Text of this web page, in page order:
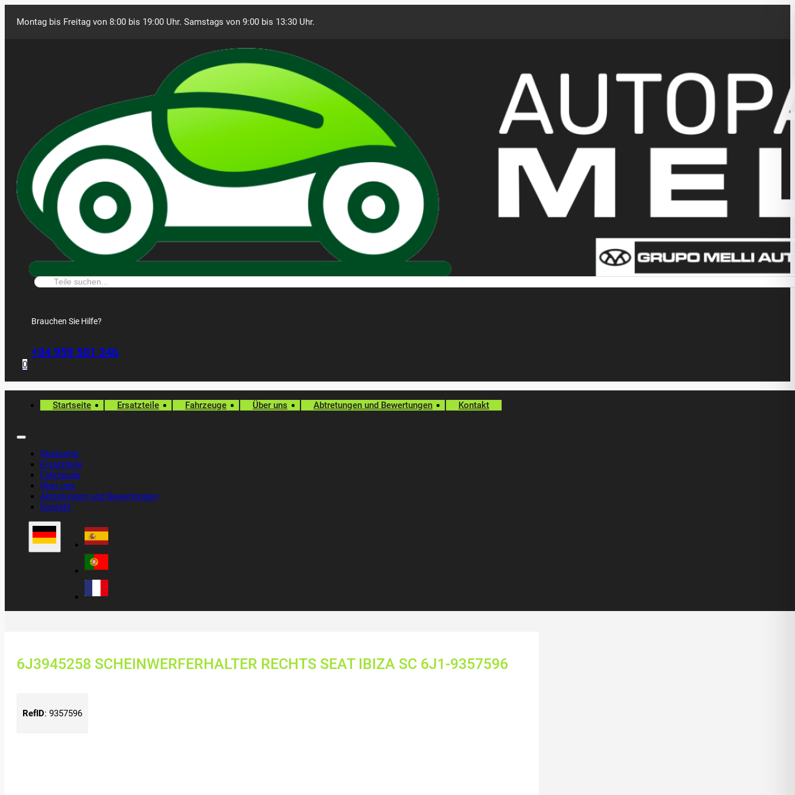
Montag bis Freitag von 8:00 bis 19:00 Uhr. Samstags von 9:00 bis 13:30 Uhr.
Suche:
Brauchen Sie Hilfe?
+34 959 501 246
0
Startseite Ersatzteile Fahrzeuge Über uns Abtretungen und Bewertungen Kontakt
Startseite
Ersatzteile
Fahrzeuge
Über uns
Abtretungen und Bewertungen
Kontakt
6J3945258 SCHEINWERFERHALTER RECHTS SEAT IBIZA SC 6J1-9357596
RefID: 9357596